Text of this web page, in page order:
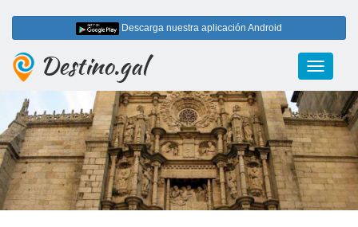
Descarga nuestra aplicación Android
Toggle
Destino.gal